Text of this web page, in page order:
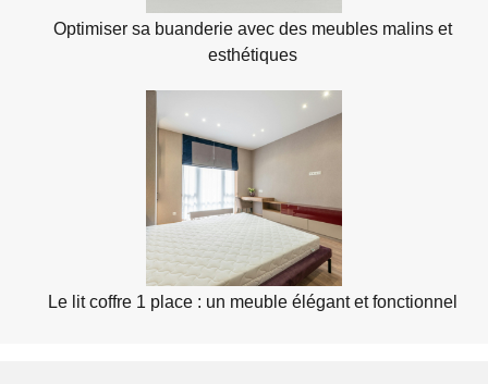
Optimiser sa buanderie avec des meubles malins et
esthétiques
Le lit coffre 1 place : un meuble élégant et fonctionnel